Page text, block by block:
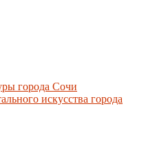
города Сочи
искусства города